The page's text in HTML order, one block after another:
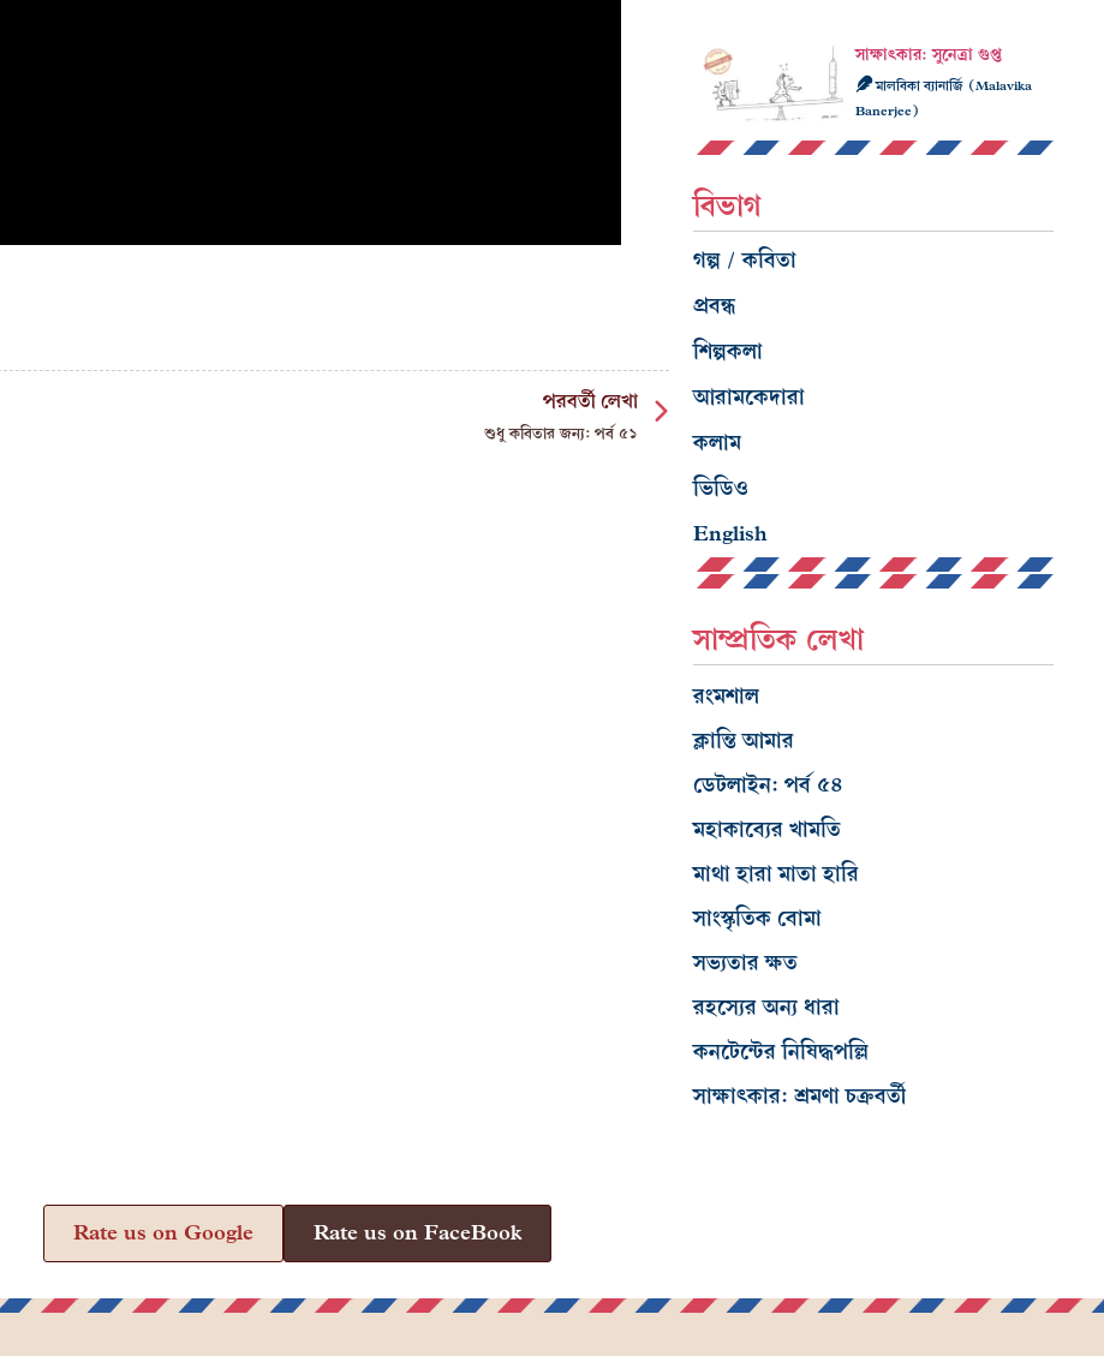
পরবর্তী লেখা
শুধু কবিতার জন্য: পর্ব ৫১
সাক্ষাৎকার: সুনেত্রা গুপ্ত
মালবিকা ব্যানার্জি (Malavika
Banerjee)
বিভাগ
গল্প / কবিতা
প্রবন্ধ
শিল্পকলা
আরামকেদারা
কলাম
ভিডিও
English
সাম্প্রতিক লেখা
রংমশাল
ক্লান্তি আমার
ডেটলাইন: পর্ব ৫৪
মহাকাব্যের খামতি
মাথা হারা মাতা হারি
সাংস্কৃতিক বোমা
সভ্যতার ক্ষত
রহস্যের অন্য ধারা
কনটেন্টের নিষিদ্ধপল্লি
সাক্ষাৎকার: শ্রমণা চক্রবর্তী
Rate us on Google Rate us on FaceBook